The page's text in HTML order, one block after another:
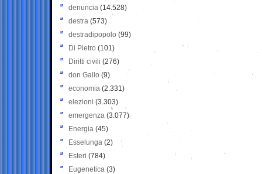
denuncia (14.528)
destra (573)
destradipopolo (99)
Di Pietro (101)
Diritti civili (276)
don Gallo (9)
economia (2.331)
elezioni (3.303)
emergenza (3.077)
Energia (45)
Esselunga (2)
Esteri (784)
Eugenetica (3)